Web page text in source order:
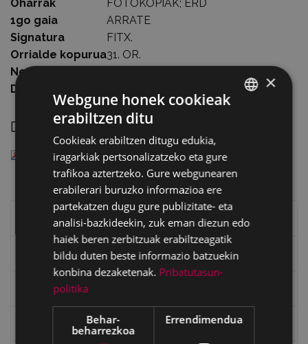
Oharrak
FOTOKOPIAK; ERD
1go gaia
ARRATE
Signatura
FITX.
Orrialde kopurua31. OR.
Neurriak
Data
Deskargatu
— PDF document, 379 KB (388728 bytes)
Eibarko liburuak
eta kitto
"Eibar" rebista sarean
Goi Argi aldizkaria
×
Webgune honek cookieak
erabiltzen ditu
Cookieak erabiltzen ditugu edukia,
iragarkiak pertsonalizatzeko eta gure
trafikoa aztertzeko. Gure webgunearen
erabilerari buruzko informazioa ere
partekatzen dugu gure publizitate- eta
analisi-bazkideekin, zuk eman diezun edo
haiek beren zerbitzuak erabiltzeagatik
bildu duten beste informazio batzuekin
konbina dezaketenak. Pribatutasun-
politika
Behar-
beharrezkoa
Errendimendua